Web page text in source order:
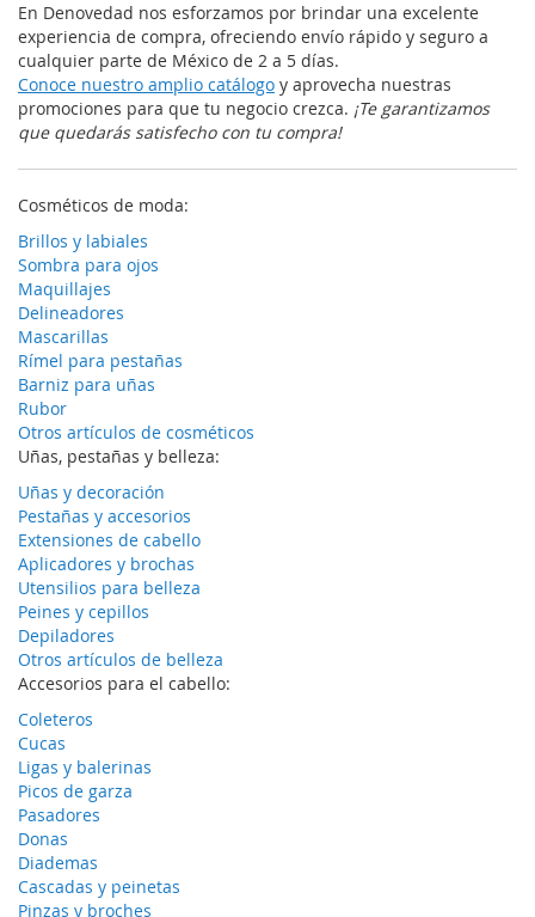
En Denovedad nos esforzamos por brindar una excelente
experiencia de compra, ofreciendo envío rápido y seguro a
cualquier parte de México de 2 a 5 días.
Conoce nuestro amplio catálogo y aprovecha nuestras
promociones para que tu negocio crezca. ¡Te garantizamos
que quedarás satisfecho con tu compra!
Cosméticos de moda:
Brillos y labiales
Sombra para ojos
Maquillajes
Delineadores
Mascarillas
Rímel para pestañas
Barniz para uñas
Rubor
Otros artículos de cosméticos
Uñas, pestañas y belleza:
Uñas y decoración
Pestañas y accesorios
Extensiones de cabello
Aplicadores y brochas
Utensilios para belleza
Peines y cepillos
Depiladores
Otros artículos de belleza
Accesorios para el cabello:
Coleteros
Cucas
Ligas y balerinas
Picos de garza
Pasadores
Donas
Diademas
Cascadas y peinetas
Pinzas y broches